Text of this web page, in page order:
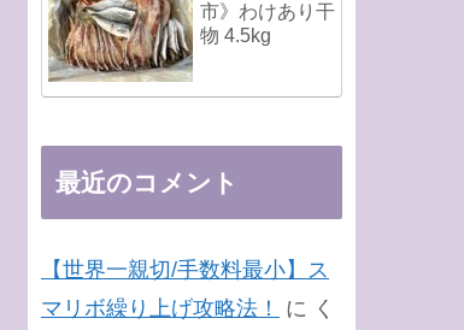
市》わけあり干
物 4.5kg
最近のコメント
【世界一親切/手数料最小】ス
マリボ繰り上げ攻略法！
に く